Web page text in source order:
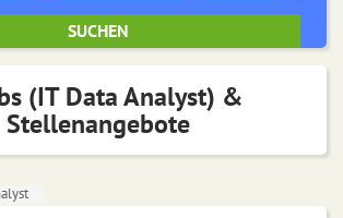
(IT Data Analyst) &
Stellenangebote